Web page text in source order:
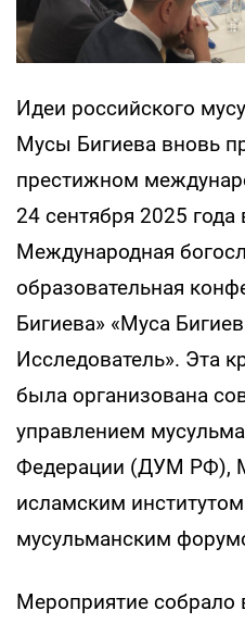
Идеи российского
Мусы Бигиева вновь
престижном
24 сентября 2025
Международная
образовательная
Бигиева» «Муса
Исследователь». Эта
была организована
управлением
Федерации (ДУМ РФ),
исламским
мусульманским
Мероприятие собрало